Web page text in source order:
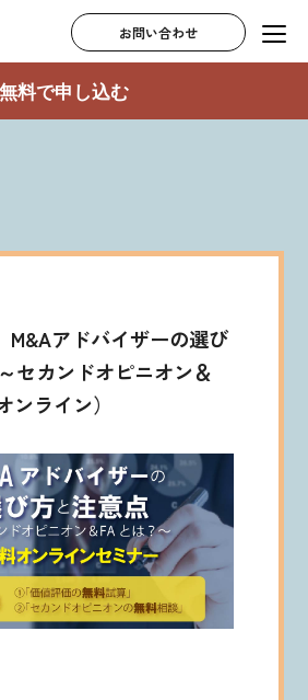
お問い合わせ
無料で申し込む
M&Aアドバイザーの選び
セカンドオピニオン＆
ンライン）